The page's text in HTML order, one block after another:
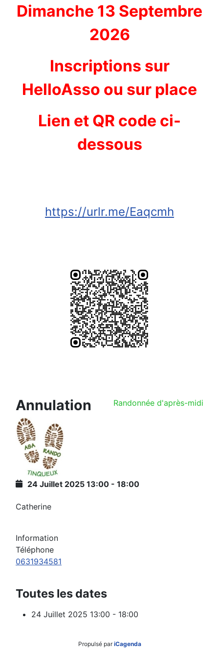
Dimanche 13 Septembre
2026
Inscriptions sur
HelloAsso ou sur place
Lien et QR code ci-
dessous
https://urlr.me/Eaqcmh
Annulation Randonnée d'après-midi
24 Juillet 2025 13:00 - 18:00
Catherine
Information
Téléphone
0631934581
Toutes les dates
24 Juillet 2025 13:00 - 18:00
Propulsé pariCagenda